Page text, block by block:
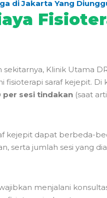
di Jakarta Yang
Klinik Utama
saraf kejepit. Di
per sesi tindakan (saat
kejepit dapat berbeda-
serta jumlah sesi yang
menjalani